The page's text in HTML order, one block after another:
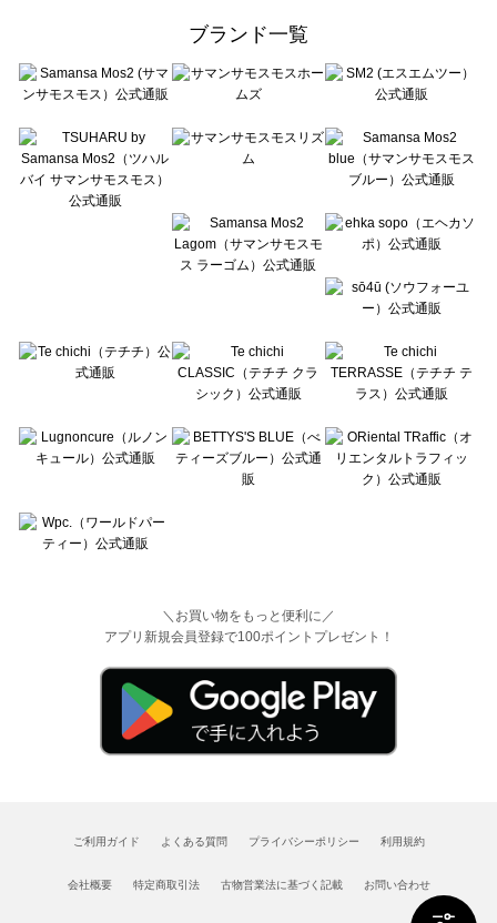
sō4ū（ソウフォーユー）のワンピース一覧
Te chichi（テチチ）のワンピース一覧
Te chichi CLASSIC（テチチ クラシック）のワンピース一覧
Lugnoncure（ルノンキュール）のワンピース一覧
BETTY'S BLUE（べティーズブルー）のワンピース一覧
Wpc.（ワールドパーティー）のワンピース一覧
ブランド一覧
＼お買い物をもっと便利に／
アプリ新規会員登録で100ポイントプレゼント！
ご利用ガイド よくある質問 プライバシーポリシー 利用規約
会社概要 特定商取引法 古物営業法に基づく記載 お問い合わせ